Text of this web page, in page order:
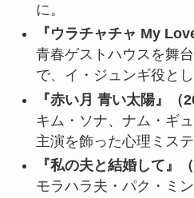
に。
『ウラチャチャ My
青春ゲストハウスを舞
で、イ・ジュンギ役とし
『赤い月 青い太陽』（
キム・ソナ、ナム・ギ
主演を飾った心理ミステ
『私の夫と結婚して』（
モラハラ夫・パク・ミ